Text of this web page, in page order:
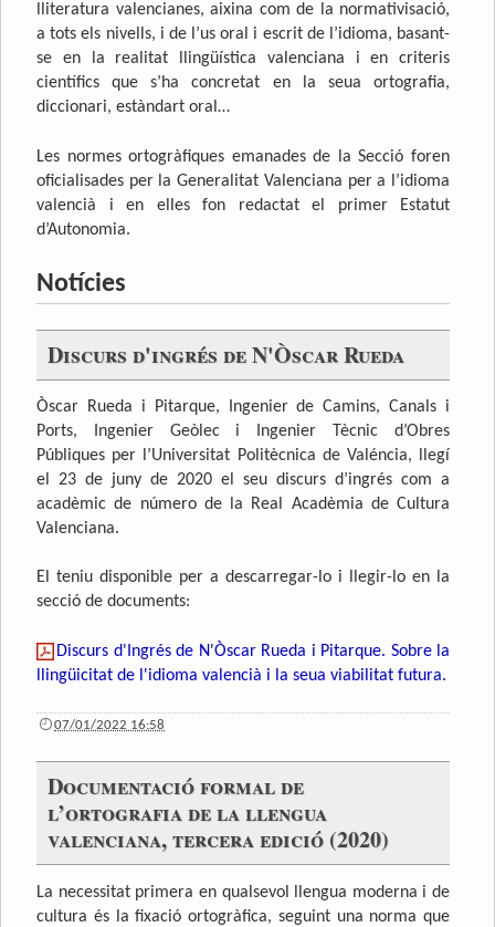
lliteratura valencianes, aixina com de la normativisació,
a tots els nivells, i de l’us oral i escrit de l’idioma, basant-
se en la realitat llingüística valenciana i en criteris
científics que s’ha concretat en la seua ortografia,
diccionari, estàndart oral…
Les normes ortogràfiques emanades de la Secció foren
oficialisades per la Generalitat Valenciana per a l’idioma
valencià i en elles fon redactat el primer Estatut
d’Autonomia.
Notícies
Discurs d'ingrés de N'Òscar Rueda
Òscar Rueda i Pitarque, Ingenier de Camins, Canals i
Ports, Ingenier Geòlec i Ingenier Tècnic d’Obres
Públiques per l’Universitat Politècnica de Valéncia, llegí
el 23 de juny de 2020 el seu discurs d’ingrés com a
acadèmic de número de la Real Acadèmia de Cultura
Valenciana.
El teniu disponible per a descarregar-lo i llegir-lo en la
secció de documents:
Discurs d'Ingrés de N'Òscar Rueda i Pitarque. Sobre la
llingüicitat de l'idioma valencià i la seua viabilitat futura.
07/01/2022 16:58
Documentació formal de
l’ortografia de la llengua
valenciana, tercera edició (2020)
La necessitat primera en qualsevol llengua moderna i de
cultura és la fixació ortogràfica, seguint una norma que